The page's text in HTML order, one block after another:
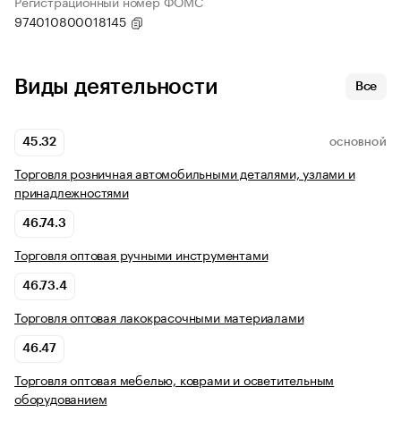
974010800018145
Виды деятельности Все
45.32 ОСНОВНОЙ
Торговля розничная автомобильными деталями, узлами и
принадлежностями
46.74.3
Торговля оптовая ручными инструментами
46.73.4
Торговля оптовая лакокрасочными материалами
46.47
Торговля оптовая мебелью, коврами и осветительным
оборудованием